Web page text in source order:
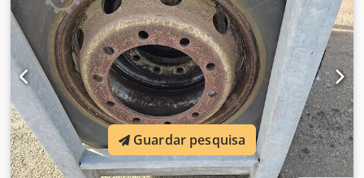
Guardar pesquisa